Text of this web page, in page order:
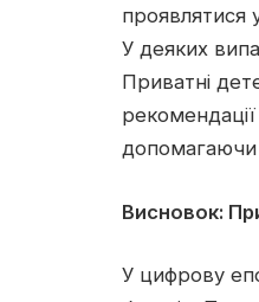
проявлятися
У деяких
Приватні
допомагаючи
Висновок:
У цифрову